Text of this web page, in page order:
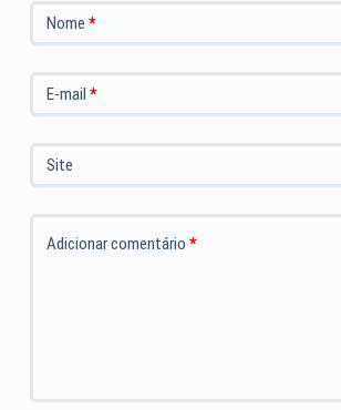
Nome *
E-mail *
Site
Adicionar comentário *